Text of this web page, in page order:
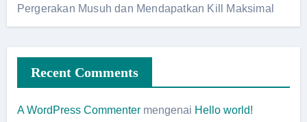
Pergerakan Musuh dan Mendapatkan Kill Maksimal
Recent Comments
A WordPress Commentermengenai Hello world!